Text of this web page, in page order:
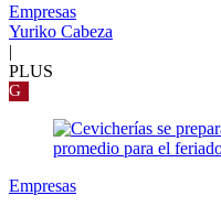
Empresas
Yuriko Cabeza
|
PLUS
G
Empresas